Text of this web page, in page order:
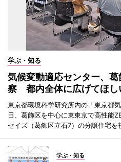
学ぶ・知る
気候変動適応センター、
察 都内全体に広げてほし
東京都環境科学研究所内の「東京都
日、葛飾区を中心に東東京で高性能
セイズ（葛飾区立石7）の分譲住宅を
学ぶ・知る